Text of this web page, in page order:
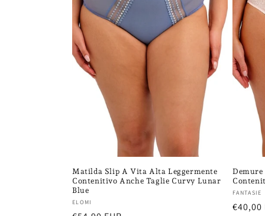
Matilda Slip A Vita Alta Leggermente
Contenitivo Anche Taglie Curvy Lunar
Blue
Fornitore:
ELOMI
FANTASIE
Prezzo
€40,00